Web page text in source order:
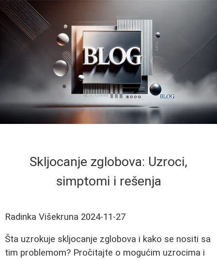
Skljocanje zglobova: Uzroci,
simptomi i rešenja
Radinka Višekruna 2024-11-27
Šta uzrokuje skljocanje zglobova i kako se nositi sa
tim problemom? Pročitajte o mogućim uzrocima i